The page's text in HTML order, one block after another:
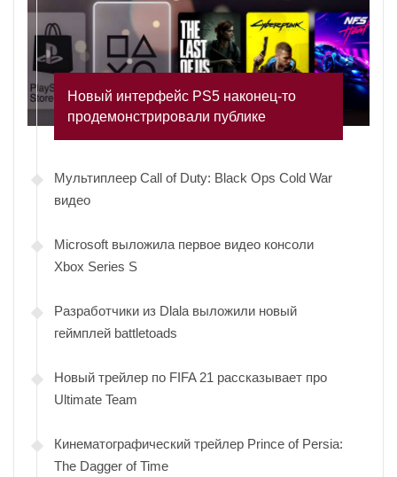
Новый интерфейс PS5 наконец-то
продемонстрировали публике
Мультиплеер Call of Duty: Black Ops Cold War
видео
Microsoft выложила первое видео консоли
Xbox Series S
Разработчики из Dlala выложили новый
геймплей battletoads
Новый трейлер по FIFA 21 рассказывает про
Ultimate Team
Кинематографический трейлер Prince of Persia:
The Dagger of Time